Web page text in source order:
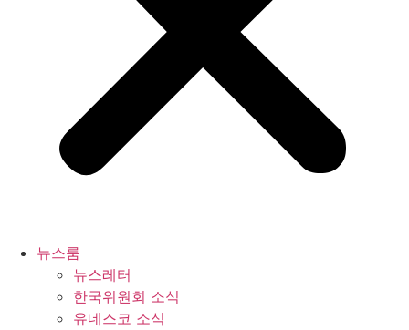
뉴스룸
뉴스레터
한국위원회 소식
유네스코 소식